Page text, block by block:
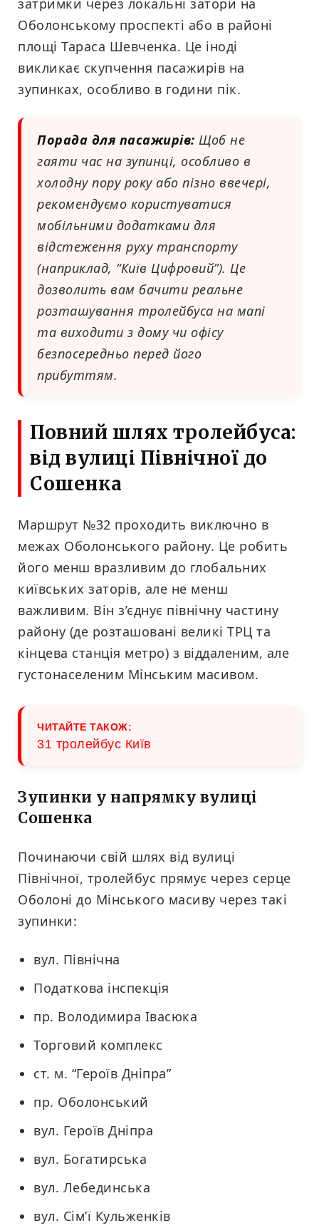
затримки через локальні затори на
Оболонському проспекті або в районі
площі Тараса Шевченка. Це іноді
викликає скупчення пасажирів на
зупинках, особливо в години пік.
Порада для пасажирів: Щоб не
гаяти час на зупинці, особливо в
холодну пору року або пізно ввечері,
рекомендуємо користуватися
мобільними додатками для
відстеження руху транспорту
(наприклад, “Київ Цифровий”). Це
дозволить вам бачити реальне
розташування тролейбуса на мапі
та виходити з дому чи офісу
безпосередньо перед його
прибуттям.
Повний шлях тролейбуса:
від вулиці Північної до
Сошенка
Маршрут №32 проходить виключно в
межах Оболонського району. Це робить
його менш вразливим до глобальних
київських заторів, але не менш
важливим. Він з’єднує північну частину
району (де розташовані великі ТРЦ та
кінцева станція метро) з віддаленим, але
густонаселеним Мінським масивом.
ЧИТАЙТЕ ТАКОЖ:
31 тролейбус Київ
Зупинки у напрямку вулиці
Сошенка
Починаючи свій шлях від вулиці
Північної, тролейбус прямує через серце
Оболоні до Мінського масиву через такі
зупинки:
вул. Північна
Податкова інспекція
пр. Володимира Івасюка
Торговий комплекс
ст. м. “Героїв Дніпра”
пр. Оболонський
вул. Героїв Дніпра
вул. Богатирська
вул. Лебединська
вул. Сім’ї Кульженків